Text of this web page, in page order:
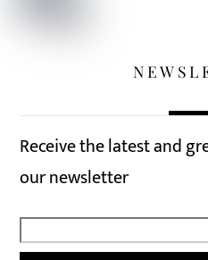
Receive the latest and
our newsletter